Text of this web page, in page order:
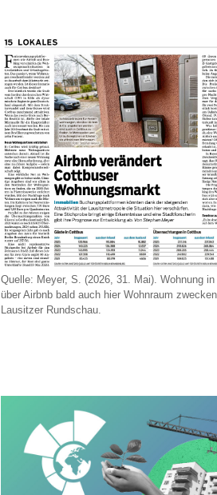
Quelle: Meyer, S. (2026, 31. Mai). Wohnung
über Airbnb bald auch hier Wohnraum
Lausitzer Rundschau.